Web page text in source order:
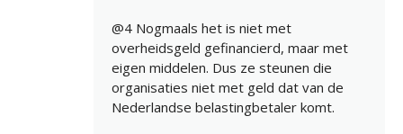
@4 Nogmaals het is niet met
overheidsgeld gefinancierd, maar met
eigen middelen. Dus ze steunen die
organisaties niet met geld dat van de
Nederlandse belastingbetaler komt.